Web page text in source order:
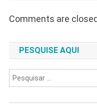
Comments are
PESQUISE AQUI